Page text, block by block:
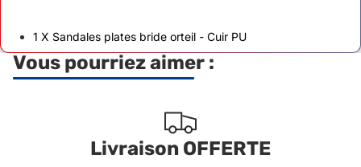
1 X Sandales plates bride orteil - Cuir PU
Vous pourriez aimer :
Livraison OFFERTE